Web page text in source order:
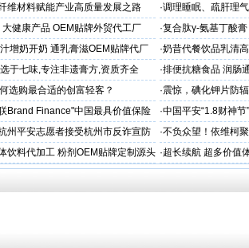
造商
维材料赋能产业高质量发展之路 ·调理睡眠、疏肝理
专业
健康产品 OEM贴牌外贸代工厂 ·复合肽γ-氨基丁酸
工厂家
增奶开奶 通乳膏滋OEM贴牌代厂
·奶昔代餐饮品乳清
厂家
于七味,专注非遗膏方,资质齐全 ·排便抗糖食品 润肠
业
选购最合适的创富轻客？ ·震惊，碘化钾片防
务商
Brand Finance"中国最具价值保险
·中国平安“1.8财神
户体验
州平安志愿者接受杭州市反诈宣防
·不负众望！依维柯
饮料代加工 粉剂OEM贴牌定制源头 ·超长续航 超多价值
车多用